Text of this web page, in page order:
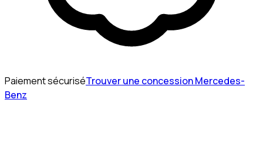
Paiement sécuriséTrouver une concession Mercedes-
Benz